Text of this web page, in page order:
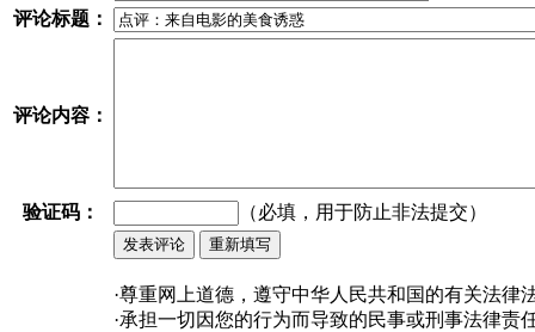
评论标题：
评论内容：
验证码： （必填，用于防止非法提交）
·尊重网上道德，遵守中华人民共和国的有关法律
·承担一切因您的行为而导致的民事或刑事法律责